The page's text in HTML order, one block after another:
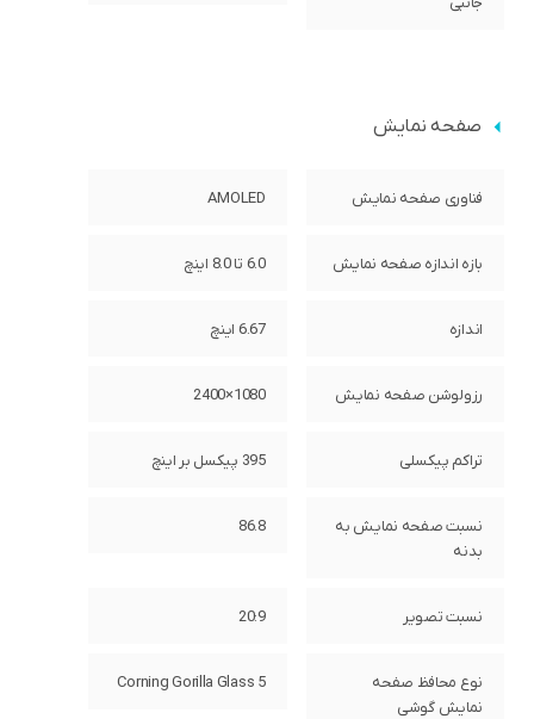
صفحه نمایش
فناوری صفحه‌ نمایش AMOLED
بازه‌ اندازه صفحه نمایش 6.0 تا 8.0 اینچ
اندازه 6.67 اینچ
رزولوشن صفحه نمایش 1080×2400
تراکم پیکسلی 395 پیکسل بر اینچ
نسبت صفحه‌ نمایش به
بدنه
86.8
نسبت تصویر 20:9
نوع محافظ صفحه
نمایش گوشی
Corning Gorilla Glass 5